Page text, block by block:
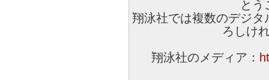
とう
翔泳社では複数のデジ
ろしけ
翔泳社のメディア：